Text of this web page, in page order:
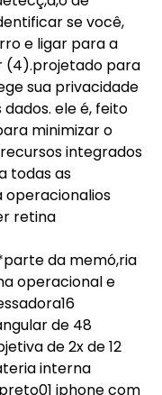
se você,
e ligar para a
(4).projetado para
sua privacidade
ele é, feito
minimizar o
integrados
todas as
operacionalios
retina
da memó,ria
operacional e
de 48
de 2x de 12
interna
iphone com